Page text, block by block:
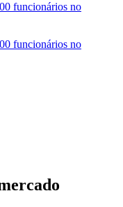
funcionários no
funcionários no